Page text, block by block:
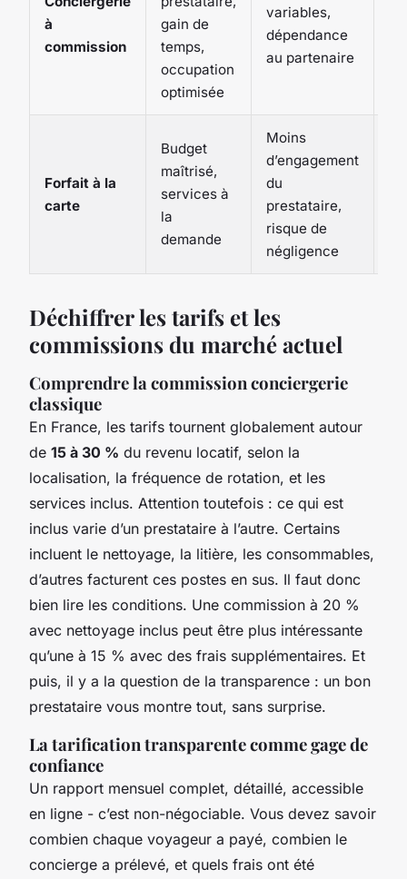
à
commission
gain de
temps,
occupation
optimisée
variables,
dépendance
au partenaire
Forfait à la
carte
Budget
maîtrisé,
services à
la
demande
Moins
d’engagement
du
prestataire,
risque de
négligence
Déchiffrer les tarifs et les
commissions du marché actuel
Comprendre la commission conciergerie
classique
En France, les tarifs tournent globalement autour
de 15 à 30 % du revenu locatif, selon la
localisation, la fréquence de rotation, et les
services inclus. Attention toutefois : ce qui est
inclus varie d’un prestataire à l’autre. Certains
incluent le nettoyage, la litière, les consommables,
d’autres facturent ces postes en sus. Il faut donc
bien lire les conditions. Une commission à 20 %
avec nettoyage inclus peut être plus intéressante
qu’une à 15 % avec des frais supplémentaires. Et
puis, il y a la question de la transparence : un bon
prestataire vous montre tout, sans surprise.
La tarification transparente comme gage de
confiance
Un rapport mensuel complet, détaillé, accessible
en ligne - c’est non-négociable. Vous devez savoir
combien chaque voyageur a payé, combien le
concierge a prélevé, et quels frais ont été